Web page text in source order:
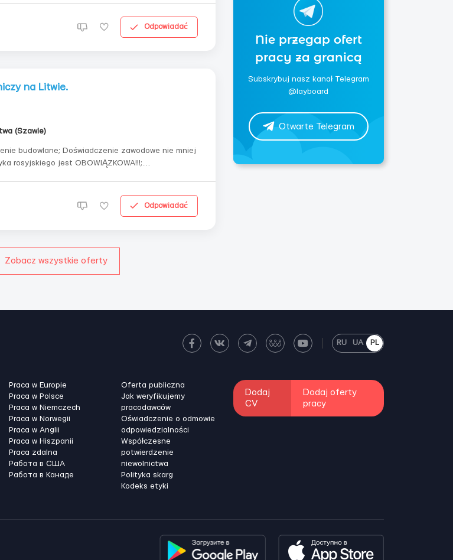
Odpowiadać
na Litwie.
(Szawle)
Odpowiadać
Zobacz wszystkie oferty
Nie przegap ofert
pracy za granicą
Subskrybuj nasz kanał Telegram
@layboard
Otwarte Telegram
RU UA PL
Praca w Europie
Praca w Polsce
Praca w Niemczech
Praca w Norwegii
Praca w Anglii
Praca w Hiszpanii
Praca zdalna
Работа в США
Работа в Канадe
Oferta publiczna
Jak weryfikujemy
pracodawców
Oświadczenie o odmowie
odpowiedzialności
Współczesne
potwierdzenie
niewolnictwa
Polityka skarg
Kodeks etyki
Dodaj
CV
Dodaj oferty
pracy